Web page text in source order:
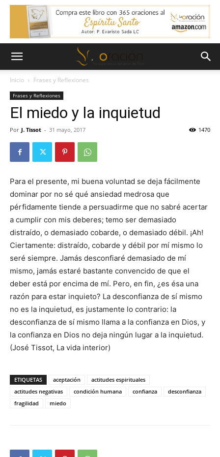
Inicio Frases y Reflexiones
Frases y Reflexiones
El miedo y la inquietud
Por J. Tissot - 31 mayo, 2017 1470
Para el presente, mi buena voluntad se deja fácilmente
dominar por no sé qué ansiedad medrosa que
pérfidamente tiende a persuadirme que no sabré acertar
a cumplir con mis deberes; temo ser demasiado
distraído, o demasiado cobarde, o demasiado débil. ¡Ah!
Ciertamente: distraído, cobarde y débil por mí mismo lo
seré siempre. Jamás desconfiaré demasiado de mí
mismo, jamás estaré bastante convencido de que el
deber está por encima de mí. Pero, en fin, ¿es ésa una
razón para estar inquieto? La desconfianza de sí mismo
no es la inquietud, es justamente lo contrario: la
desconfianza de sí mismo llama a la confianza en Dios, y
la confianza en Dios no deja ningún lugar a la inquietud.
(José Tissot, La vida interior)
ETIQUETAS aceptación
actitudes espirituales
actitudes negativas
condición humana confianza
desconfianza
fragilidad
miedo